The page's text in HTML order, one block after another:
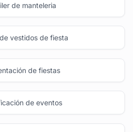
de manteleria
vestidos de fiesta
de fiestas
de eventos